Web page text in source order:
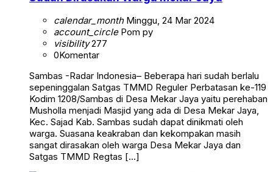
calendar_monthMinggu, 24 Mar 2024
account_circlePom py
visibility277
0Komentar
Sambas -Radar Indonesia– Beberapa hari sudah berlalu
sepeninggalan Satgas TMMD Reguler Perbatasan ke-119
Kodim 1208/Sambas di Desa Mekar Jaya yaitu perehaban
Musholla menjadi Masjid yang ada di Desa Mekar Jaya,
Kec. Sajad Kab. Sambas sudah dapat dinikmati oleh
warga. Suasana keakraban dan kekompakan masih
sangat dirasakan oleh warga Desa Mekar Jaya dan
Satgas TMMD Regtas […]